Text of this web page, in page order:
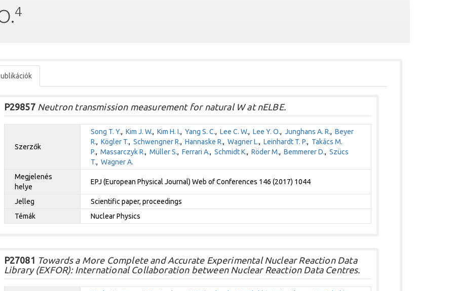
4
P29857Neutron transmission measurement for natural W at nELBE.
Szerzők
Song T. Y., Kim J. W., Kim H. I., Yang S. C., Lee C. W., Lee Y. O., Junghans A. R., Beyer
R., Kögler T., Schwengner R., Hannaske R., Wagner L., Leinhardt T. P., Takács M.
P., Massarczyk R., Müller S., Ferrari A., Schmidt K., Röder M., Bemmerer D., Szücs
T., Wagner A.
Megjelenés
helye
EPJ (European Physical Journal) Web of Conferences 146 (2017) 1044
Jelleg
Scientific paper, proceedings
Témák
Nuclear Physics
P27081 Towards a More Complete and Accurate Experimental Nuclear Reaction Data
Library (EXFOR): International Collaboration between Nuclear Reaction Data Centres.